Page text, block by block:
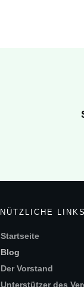
NÜTZLICHE LINKS
Startseite
Blog
Der Vorstand
Unterstützer des